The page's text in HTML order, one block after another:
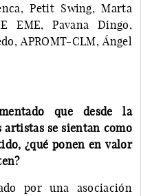
Petit Swing, Marta
EME, Pavana Dingo,
APROMT-CLM, Ángel
que desde la
se sientan como
¿qué ponen en valor
por una asociación